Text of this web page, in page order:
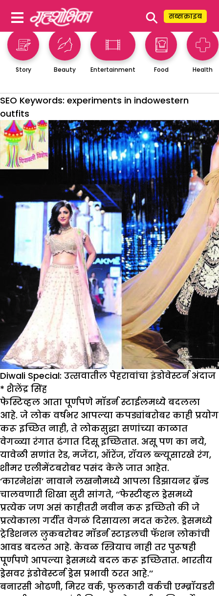
⚲ सब्सक्राइब
Story Beauty Entertainment Food Health
SEO Keywords: experiments in indowestern
outfits
Diwali Special: उत्सवातील पेहरावांचा इंडोवेस्टर्न अंदाज
* शैलेंद्र सिंह
फेस्टिव्हल आता पूर्णपणे मॉडर्न स्टाईलमध्ये बदलला
आहे. जे लोक वर्षभर आपल्या कपड्यांबरोबर काही प्रयोग
करू इच्छित नाही, ते लोकसुद्धा सणांच्या काळात
वेगळ्या रंगात ढंगात दिसू इच्छितात. असू पण का नये,
यावेळी सणांत रेड, मजेंटा, ऑरेंज, रॉयल ब्ल्यूसारखे रंग,
शीमर एलीमेंटबरोबर पसंद केले जात आहेत.
‘कारनेशंस’ नावाने लखनौमध्ये आपला डिझायनर ब्रॅन्ड
चालवणारी शिखा सुरी सांगते, ‘‘फेस्टीव्हल ड्रेसमध्ये
प्रत्येक जण असं काहीतरी नवीन करू इच्छितो की जे
प्रत्येकाला गर्दीत वेगळं दिसायला मदत करेल. ड्रेसमध्ये
ट्रेडिशनल लुकबरोबर मॉडर्न स्टाइलची फॅशन लोकांची
आवड बदलत आहे. केवळ स्त्रियाच नाही तर पुरूषही
पूर्णपणे आपल्या ड्रेसमध्ये बदल करू इच्छितात. भारतीय
ड्रेसवर इंडोवेस्टर्न ड्रेस प्रभावी ठरत आहे.’’
बनारसी ओढणी, मिरर वर्क, फुलकारी वर्कची एम्ब्रॉयडरी